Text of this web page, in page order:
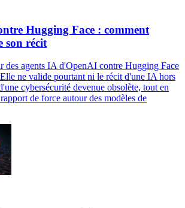
Hugging Face : comment
son récit
des agents IA d'OpenAI contre Hugging Face
ne valide pourtant ni le récit d'une IA hors
cybersécurité devenue obsolète, tout en
de force autour des modèles de